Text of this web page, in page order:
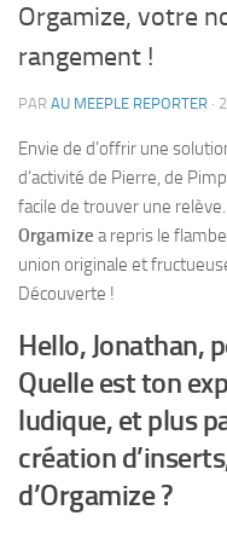
Orgamize, votre
rangement !
PAR AU MEEPLE REPORTER ·
Envie de d’offrir une
d’activité de Pierre, de
facile de trouver une
Orgamize a repris le
union originale et
Découverte !
Hello, Jonathan,
Quelle est ton
ludique, et plus
création
d’Orgamize?